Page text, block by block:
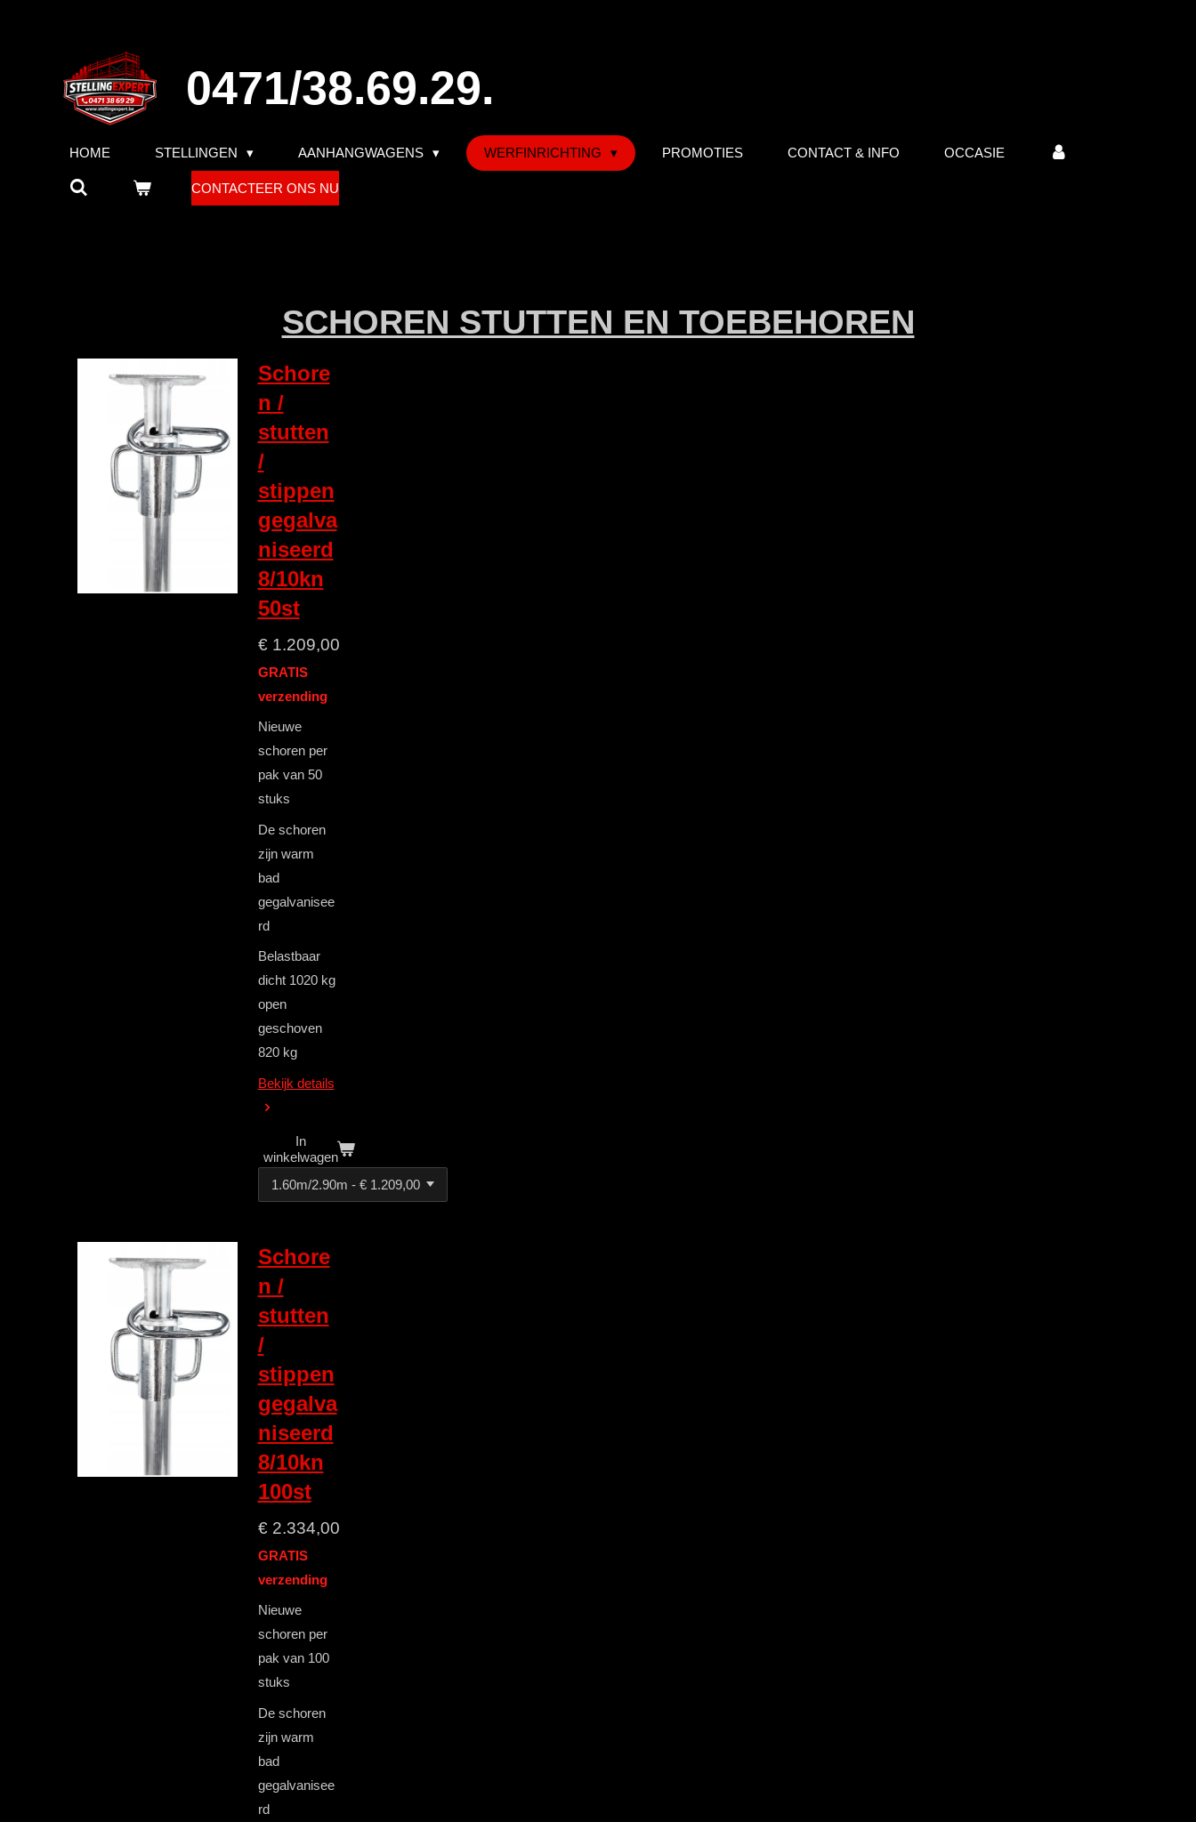
hoofdinhoud
0471/38.69.29.
HOME STELLINGEN AANHANGWAGENS WERFINRICHTING PROMOTIES CONTACT & INFO OCCASIE
CONTACTEER ONS NU
SCHOREN STUTTEN EN TOEBEHOREN
Schore
n /
stutten
/
stippen
gegalva
niseerd
8/10kn
50st
€ 1.209,00
GRATIS
verzending
Nieuwe
schoren per
pak van 50
stuks
De schoren
zijn warm
bad
gegalvanisee
rd
Belastbaar
dicht 1020 kg
open
geschoven
820 kg
Bekijk details
In
winkelwagen
Schore
n /
stutten
/
stippen
gegalva
niseerd
8/10kn
100st
€ 2.334,00
GRATIS
verzending
Nieuwe
schoren per
pak van 100
stuks
De schoren
zijn warm
bad
gegalvanisee
rd